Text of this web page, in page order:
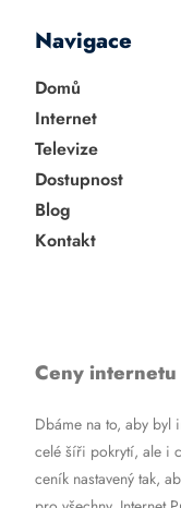
Navigace
Domů
Internet
Televize
Dostupnost
Blog
Kontakt
Ceny internetu
Dbáme na to, aby byl
celé šíři pokrytí, ale i
ceník nastavený tak,